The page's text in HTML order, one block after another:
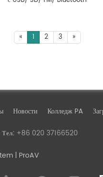
« 1 2 3 »
Новости Колледж PA
Тел: +86 020 37166520
| ProAV